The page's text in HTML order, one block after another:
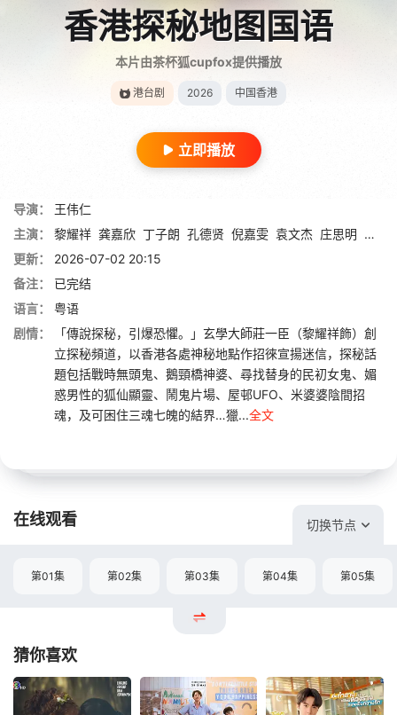
香港探秘地图国语
本片由茶杯狐cupfox提供播放
港台剧 2026 中国香港
立即播放
导演：
王伟仁
主演：
黎耀祥 龚嘉欣 丁子朗 孔德贤 倪嘉雯 袁文杰 庄思明 蔡国
更新：
2026-07-02 20:15
备注：
已完结
语言：
粤语
剧情：
「傳說探秘，引爆恐懼。」玄學大師莊一臣（黎耀祥飾）創
立探秘頻道，以香港各處神秘地點作招徠宣揚迷信，探秘話
題包括戰時無頭鬼、鵝頸橋神婆、尋找替身的民初女鬼、媚
惑男性的狐仙顯靈、鬧鬼片場、屋邨UFO、米婆婆陰間招
魂，及可困住三魂七魄的結界…獵...全文
在线观看 切换节点
第01集 第02集 第03集 第04集 第05集
猜你喜欢